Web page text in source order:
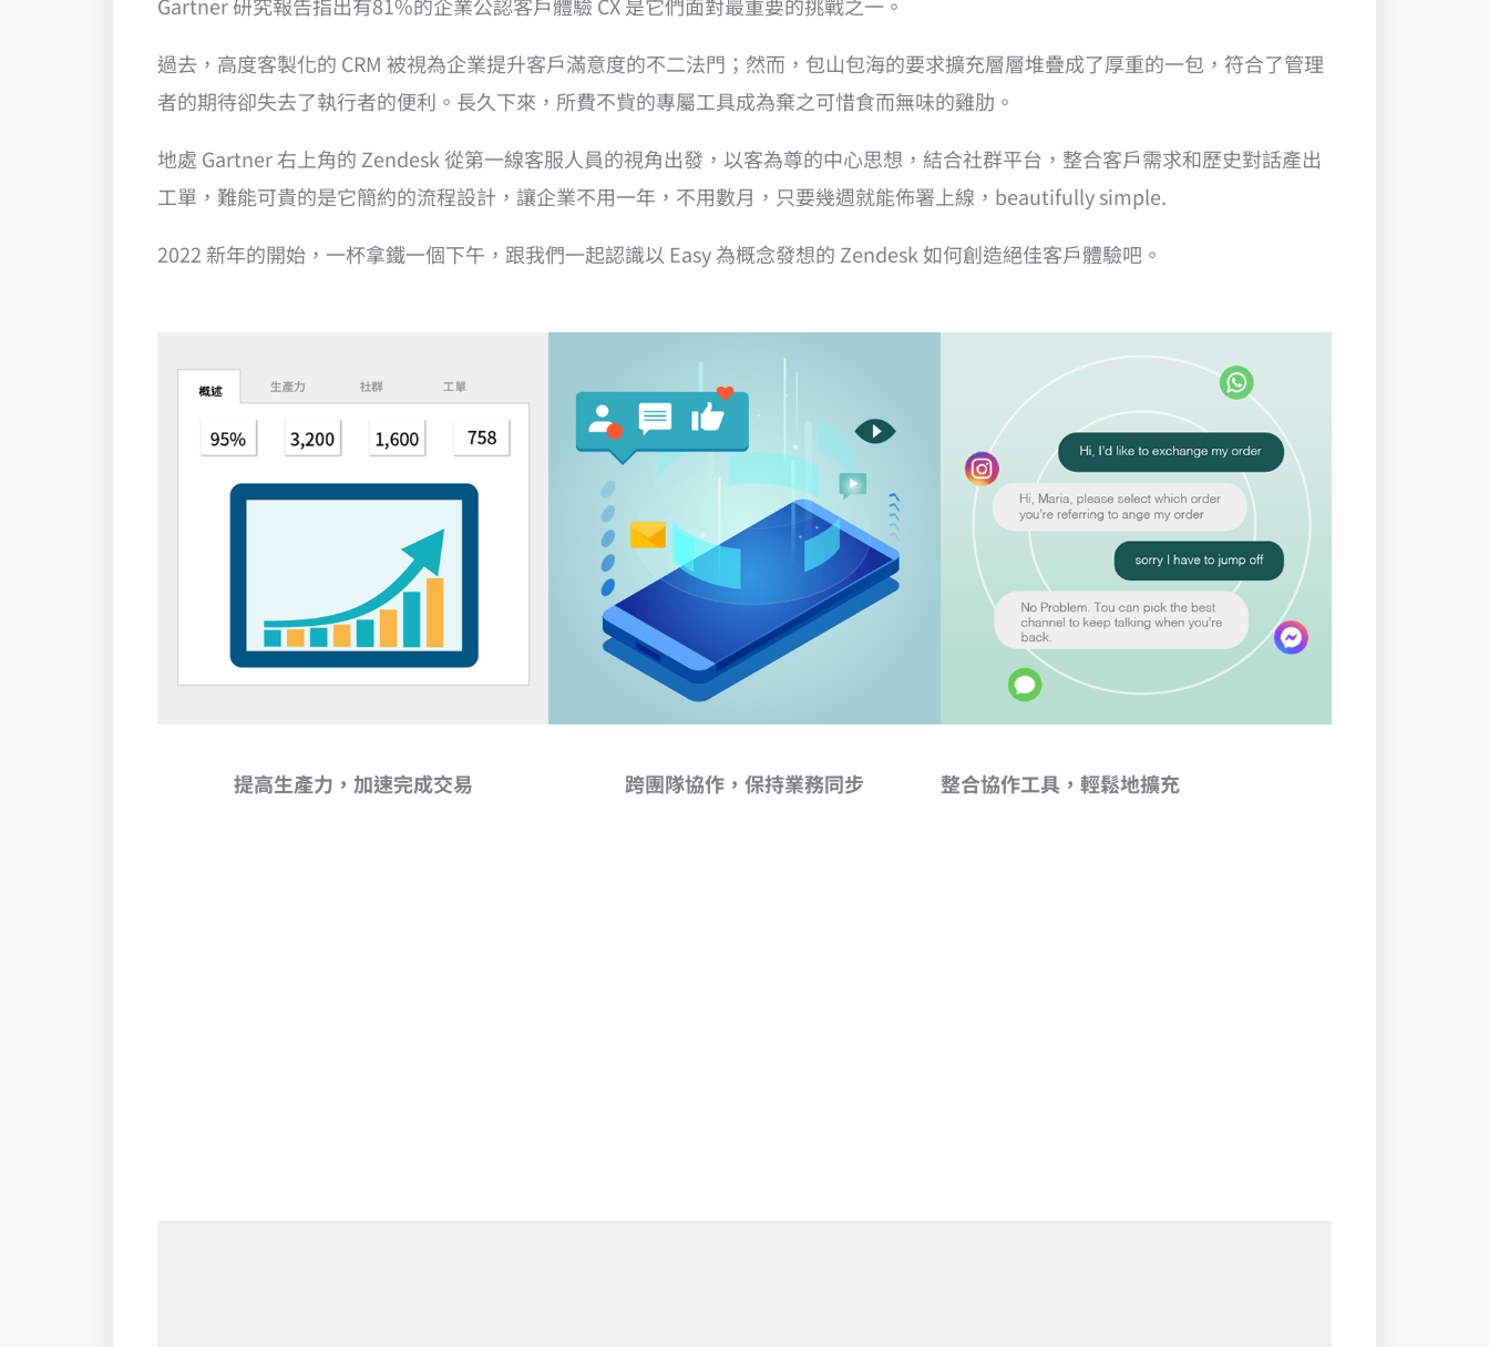
Gartner 研究報告指出有81%的企業公認客戶體驗 CX 是它們面對最重要的挑戰之一。
過去，高度客製化的 CRM 被視為企業提升客戶滿意度的不二法門；然而，包山包海的要求擴充層層堆疊成了厚重的一包，符合了管理
者的期待卻失去了執行者的便利。長久下來，所費不貲的專屬工具成為棄之可惜食而無味的雞肋。
地處 Gartner 右上角的 Zendesk 從第一線客服人員的視角出發，以客為尊的中心思想，結合社群平台，整合客戶需求和歷史對話產出
工單，難能可貴的是它簡約的流程設計，讓企業不用一年，不用數月，只要幾週就能佈署上線，beautifully simple.
2022 新年的開始，一杯拿鐵一個下午，跟我們一起認識以 Easy 為概念發想的 Zendesk 如何創造絕佳客戶體驗吧。
提高生產力，加速完成交易 跨團隊協作，保持業務同步 整合協作工具，輕鬆地擴充